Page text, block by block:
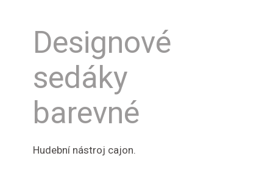
Designové
sedáky
barevné
Hudební nástroj cajon.